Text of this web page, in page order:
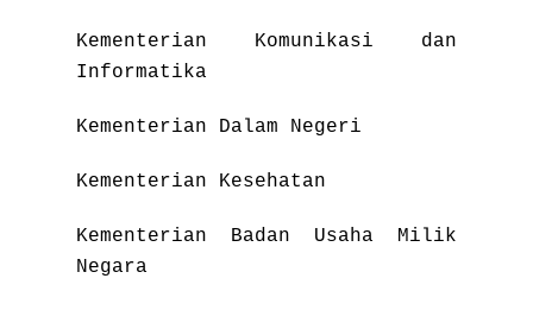
Kementerian Komunikasi dan
Informatika
Kementerian Dalam Negeri
Kementerian Kesehatan
Kementerian Badan Usaha Milik
Negara